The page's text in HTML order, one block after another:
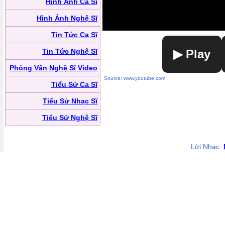
Hình Ảnh Nghệ Sĩ
Tin Tức Ca Sĩ
Tin Tức Nghệ Sĩ
Phỏng Vấn Nghệ Sĩ Video
Tiểu Sử Ca Sĩ
Tiểu Sử Nhạc Sĩ
Tiểu Sử Nghệ Sĩ
▶ Play
Source: www.youtube.com
Lời Nhạc: